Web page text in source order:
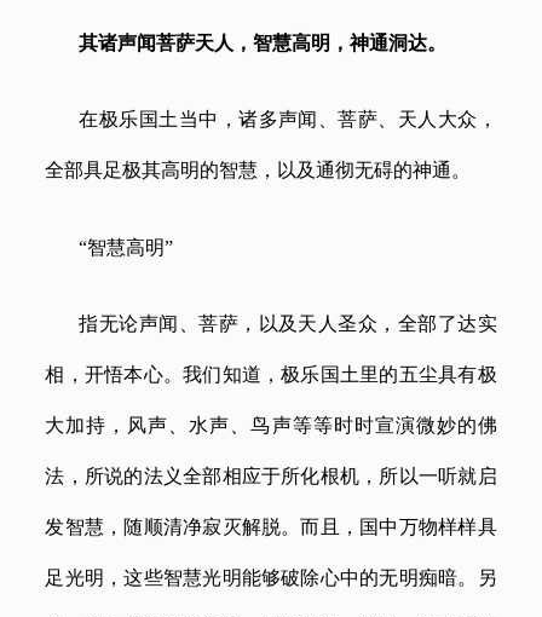
其诸声闻菩萨天人，智慧高明，神通洞达。
在极乐国土当中，诸多声闻、菩萨、天人大众，
全部具足极其高明的智慧，以及通彻无碍的神通。
“智慧高明”
指无论声闻、菩萨，以及天人圣众，全部了达实
相，开悟本心。我们知道，极乐国土里的五尘具有极
大加持，风声、水声、鸟声等等时时宣演微妙的佛
法，所说的法义全部相应于所化根机，所以一听就启
发智慧，随顺清净寂灭解脱。而且，国中万物样样具
足光明，这些智慧光明能够破除心中的无明痴暗。另